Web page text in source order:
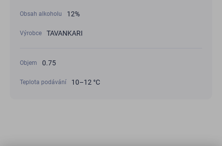
Obsah alkoholu 12%
Výrobce TAVANKARI
Objem 0.75
Teplota podávání 10–12 °C